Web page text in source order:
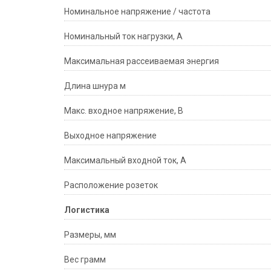
Номинальное напряжение / частота
Номинальный ток нагрузки, А
Максимальная рассеиваемая энергия
Длина шнура м
Макс. входное напряжение, В
Выходное напряжение
Максимальный входной ток, А
Расположение розеток
Логистика
Размеры, мм
Вес грамм